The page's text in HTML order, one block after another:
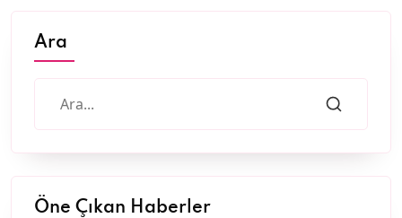
Ara
Öne Çıkan Haberler